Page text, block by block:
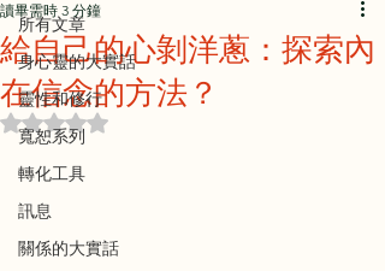
所有文章
身心靈的大實話
靈性和修行
寬恕系列
轉化工具
訊息
關係的大實話
給自己的心剝洋蔥：探索內
在信念的方法？
讀畢需時 3 分鐘
評等為 NaN（最高為 5 顆星）。